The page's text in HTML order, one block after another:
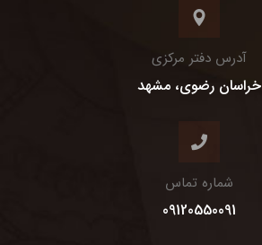
آدرس دفتر مرکزی
خراسان رضوی، مشهد
شماره تماس
09120550091